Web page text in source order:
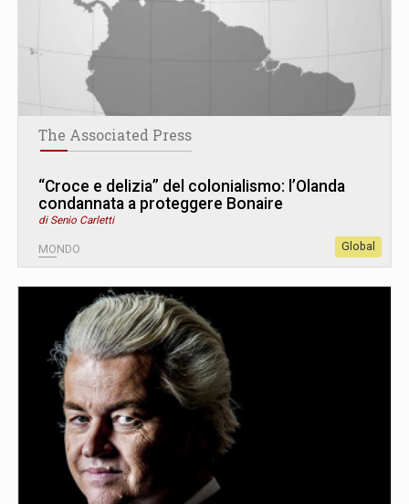
The Associated Press
“Croce e delizia” del colonialismo: l’Olanda
condannata a proteggere Bonaire
di Senio Carletti
MONDO Global